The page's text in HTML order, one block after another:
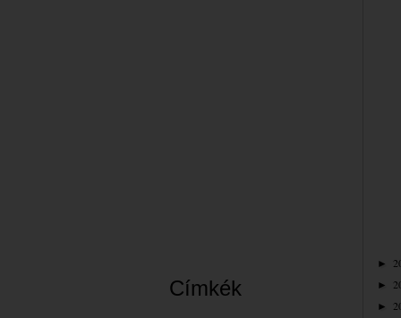
Címkék
►
►
►